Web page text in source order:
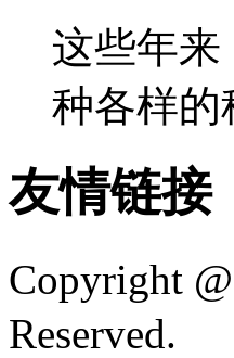
这些年
种各样的
友情链接
Copyright
Reserved.